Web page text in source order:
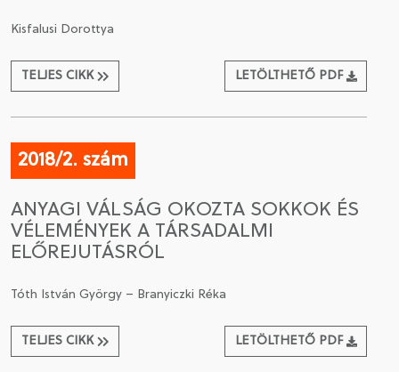
Kisfalusi Dorottya
TELJES CIKK LETÖLTHETŐ PDF
2018/2. szám
ANYAGI VÁLSÁG OKOZTA SOKKOK ÉS
VÉLEMÉNYEK A TÁRSADALMI
ELŐREJUTÁSRÓL
Tóth István György – Branyiczki Réka
TELJES CIKK LETÖLTHETŐ PDF